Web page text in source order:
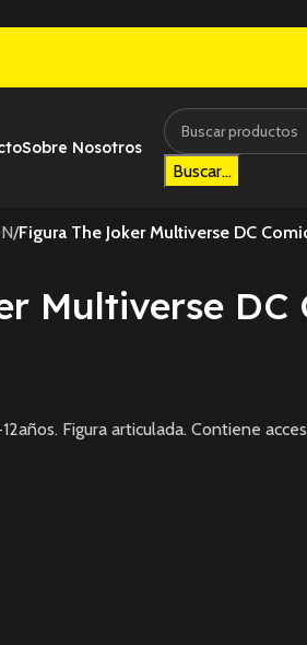
Sobre Nosotros
Buscar...
/Figura The Joker Multiverse DC
Multiverse DC
Figura articulada. Contiene